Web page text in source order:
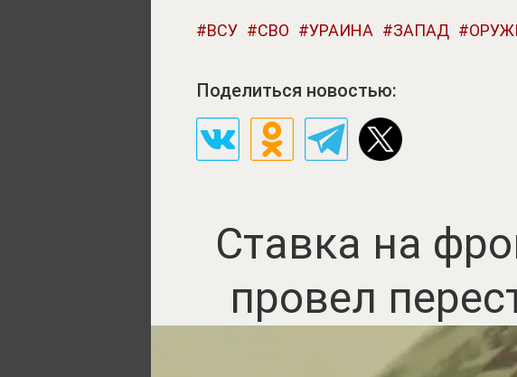
ВСУ СВО УРАИНА ЗАПАД
Поделиться новостью:
Ставка на
провел